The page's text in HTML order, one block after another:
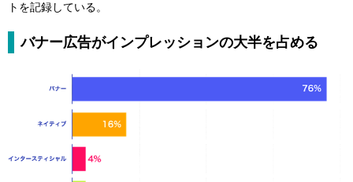
トを記録している。
バナー広告がインプレッションの大半を占める